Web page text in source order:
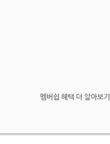
멤버쉽 혜택 더 알아보기